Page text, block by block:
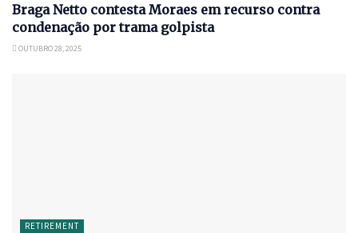
Braga Netto contesta Moraes em recurso contra
condenação por trama golpista
OUTUBRO 28, 2025
RETIREMENT